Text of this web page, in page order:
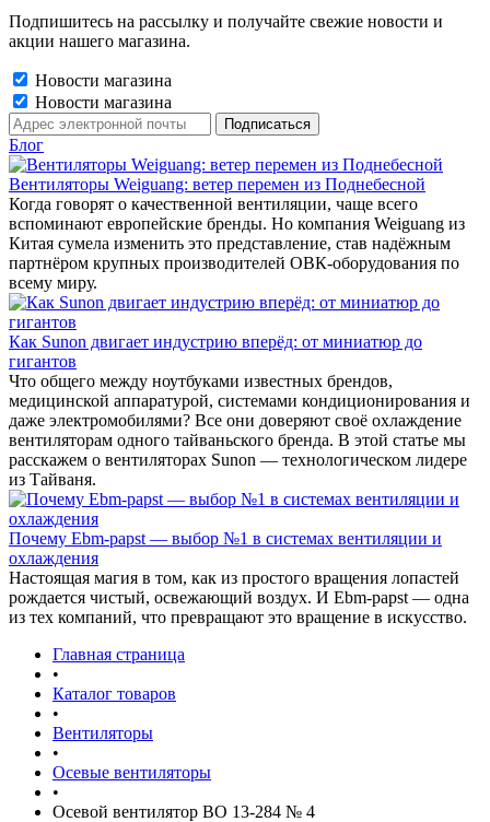
Подпишитесь на рассылку и получайте свежие новости и
акции нашего магазина.
Новости магазина
Новости магазина
Блог
Вентиляторы Weiguang: ветер перемен из Поднебесной
Когда говорят о качественной вентиляции, чаще всего
вспоминают европейские бренды. Но компания Weiguang из
Китая сумела изменить это представление, став надёжным
партнёром крупных производителей ОВК-оборудования по
всему миру.
Как Sunon двигает индустрию вперёд: от миниатюр до
гигантов
Что общего между ноутбуками известных брендов,
медицинской аппаратурой, системами кондиционирования и
даже электромобилями? Все они доверяют своё охлаждение
вентиляторам одного тайваньского бренда. В этой статье мы
расскажем о вентиляторах Sunon — технологическом лидере
из Тайваня.
Почему Ebm-papst — выбор №1 в системах вентиляции и
охлаждения
Настоящая магия в том, как из простого вращения лопастей
рождается чистый, освежающий воздух. И Ebm-papst — одна
из тех компаний, что превращают это вращение в искусство.
Главная страница
•
Каталог товаров
•
Вентиляторы
•
Осевые вентиляторы
•
Осевой вентилятор ВО 13-284 № 4